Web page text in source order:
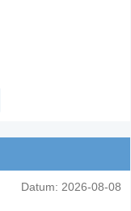
Datum: 2026-08-08